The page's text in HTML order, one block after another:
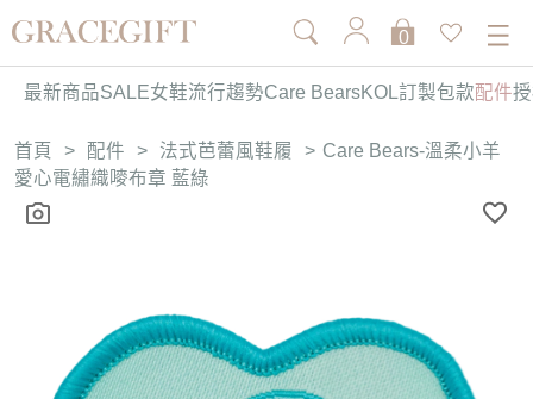
0
最新商品SALE女鞋流行趨勢Care BearsKOL訂製包款配件
首頁 > 配件 > 法式芭蕾風鞋履 > Care Bears-溫柔小羊
愛心電繡織嘜布章 藍綠